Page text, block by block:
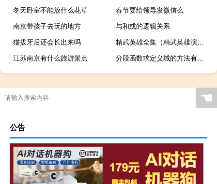
冬天卧室不能放什么花草
春节要给领导发微信么
南京带孩子去玩的地方
与和或的逻辑关系
猫拔牙后还会长出来吗
精武英雄全集（精武英雄演员表）
江苏南京有什么旅游景点
分段函数求定义域的方法有哪些
☚
公告